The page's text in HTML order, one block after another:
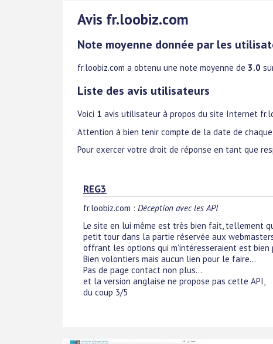
Avis fr.loobiz.com
Note moyenne donnée par les
fr.loobiz.com a obtenu une note moyenne de 3.0
Liste des avis utilisateurs
Voici 1 avis utilisateur à propos du site Internet
Attention à bien tenir compte de la date de
Pour exercer votre droit de réponse en tant que
REG3
fr.loobiz.com : Déception avec les API
Le site en lui même est très bien fait, tellement
petit tour dans la partie réservée aux
offrant les options qui m'intéresseraient est bien
Bien volontiers mais aucun lien pour le faire...
Pas de page contact non plus...
et la version anglaise ne propose pas cette API,
du coup 3/5